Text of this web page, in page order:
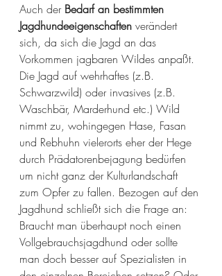
Auch der Bedarf an bestimmten
Jagdhundeeigenschaften verändert
sich, da sich die Jagd an das
Vorkommen jagbaren Wildes anpaßt.
Die Jagd auf wehrhaftes (z.B.
Schwarzwild) oder invasives (z.B.
Waschbär, Marderhund etc.) Wild
nimmt zu, wohingegen Hase, Fasan
und Rebhuhn vielerorts eher der Hege
durch Prädatorenbejagung bedürfen
um nicht ganz der Kulturlandschaft
zum Opfer zu fallen. Bezogen auf den
Jagdhund schließt sich die Frage an:
Braucht man überhaupt noch einen
Vollgebrauchsjagdhund oder sollte
man doch besser auf Spezialisten in